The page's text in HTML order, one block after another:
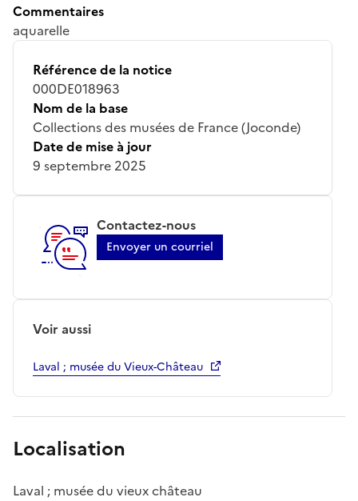
Commentaires
aquarelle
Référence de la notice
000DE018963
Nom de la base
Collections des musées de France (Joconde)
Date de mise à jour
9 septembre 2025
Contactez-nous
Envoyer un courriel
Voir aussi
Laval ; musée du Vieux-Château
Localisation
Laval ; musée du vieux château